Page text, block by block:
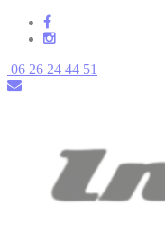
06 26 24 44 51